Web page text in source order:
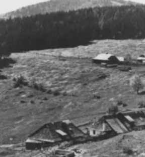
Bystrici – stratená, no
bola postavená v druhej polovici